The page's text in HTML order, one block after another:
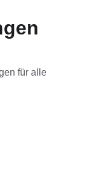
für alle